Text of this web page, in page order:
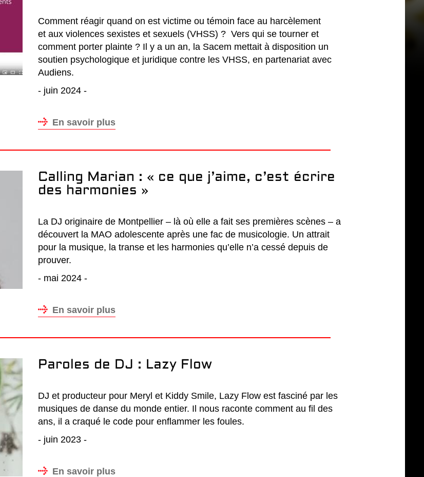
Comment réagir quand on est victime ou témoin face au harcèlement
et aux violences sexistes et sexuels (VHSS) ? Vers qui se tourner et
comment porter plainte ? Il y a un an, la Sacem mettait à disposition un
soutien psychologique et juridique contre les VHSS, en partenariat avec
Audiens.
- juin 2024 -
En savoir plus
Calling Marian : « ce que j’aime, c’est écrire
des harmonies »
La DJ originaire de Montpellier – là où elle a fait ses premières scènes – a
découvert la MAO adolescente après une fac de musicologie. Un attrait
pour la musique, la transe et les harmonies qu’elle n’a cessé depuis de
prouver.
- mai 2024 -
En savoir plus
Paroles de DJ : Lazy Flow
DJ et producteur pour Meryl et Kiddy Smile, Lazy Flow est fasciné par les
musiques de danse du monde entier. Il nous raconte comment au fil des
ans, il a craqué le code pour enflammer les foules.
- juin 2023 -
En savoir plus